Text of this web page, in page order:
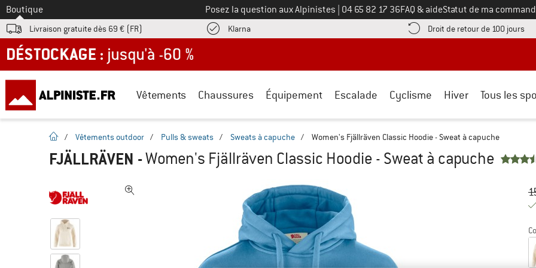
Vers le
Boutique Posez la question aux Alpinistes Appelez-nous au
04 65 82 17 36FAQ & aideStatut de ma
Livraison gratuite dès 69 € (FR) KlarnaTrouve les informations de paiement ici ! Ouvre une boîte d'information
Droit de retour de 100 jours
DÉSTOCKAGE : jusqu'à -60 %
Vêtements Chaussures Équipement Escalade Cyclisme Hiver Tous les
Page d'accueil
/ Vêtements outdoor / Pulls & sweats / Sweats à capuche / Women's Fjällräven Classic Hoodie - Sweat à capuche
FJÄLLRÄVEN -Women's Fjällräven Classic Hoodie - Sweat à capuche